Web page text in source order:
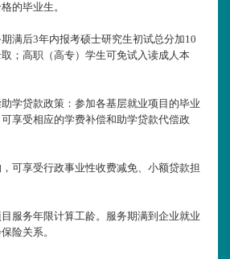
的毕业生。
满后3年内报考硕士研究生初试总分加10
；高职（高专）学生可免试入读成人本
学贷款政策：参加各基层就业项目的毕业
享受相应的学费补偿和助学贷款代偿政
可享受行政事业性收费减免、小额贷款担
服务年限计算工龄。服务期满到企业就业
险关系。